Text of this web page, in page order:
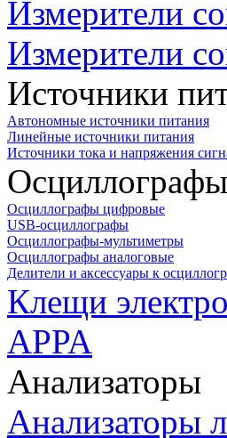
Измерители
Измерители
Источники
Автономные источники питания
Линейные источники питания
Источники тока и напряжения
Осциллографы
Осциллографы цифровые
USB-осциллографы
Осциллографы-мультиметры
Осциллографы аналоговые
Делители и аксессуары к
Клещи
APPA
Анализаторы
Анализаторы